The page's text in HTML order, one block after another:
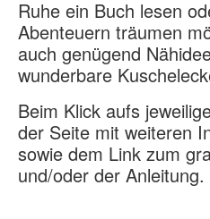
Ruhe ein Buch lesen
Abenteuern träumen
auch genügend
wunderbare
Beim Klick aufs
der Seite mit weiteren
sowie dem Link zum
und/oder der Anleitung.